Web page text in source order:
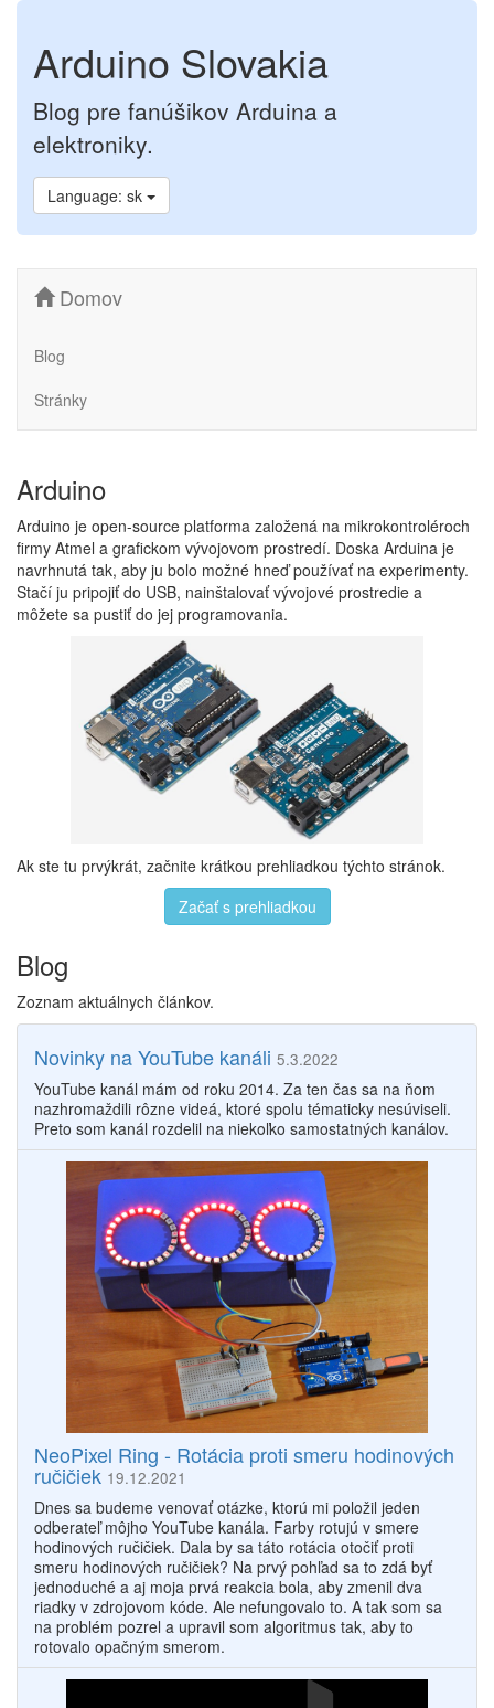
Arduino Slovakia
Blog pre fanúšikov Arduina a
elektroniky.
Language: sk
Domov
Blog
Stránky
Arduino
Arduino je open-source platforma založená na mikrokontroléroch
firmy Atmel a grafickom vývojovom prostredí. Doska Arduina je
navrhnutá tak, aby ju bolo možné hneď používať na experimenty.
Stačí ju pripojiť do USB, nainštalovať vývojové prostredie a
môžete sa pustiť do jej programovania.
Ak ste tu prvýkrát, začnite krátkou prehliadkou týchto stránok.
Začať s prehliadkou
Blog
Zoznam aktuálnych článkov.
Novinky na YouTube kanáli 5.3.2022
YouTube kanál mám od roku 2014. Za ten čas sa na ňom
nazhromaždili rôzne videá, ktoré spolu tématicky nesúviseli.
Preto som kanál rozdelil na niekoľko samostatných kanálov.
NeoPixel Ring - Rotácia proti smeru hodinových
ručičiek 19.12.2021
Dnes sa budeme venovať otázke, ktorú mi položil jeden
odberateľ môjho YouTube kanála. Farby rotujú v smere
hodinových ručičiek. Dala by sa táto rotácia otočiť proti
smeru hodinových ručičiek? Na prvý pohľad sa to zdá byť
jednoduché a aj moja prvá reakcia bola, aby zmenil dva
riadky v zdrojovom kóde. Ale nefungovalo to. A tak som sa
na problém pozrel a upravil som algoritmus tak, aby to
rotovalo opačným smerom.